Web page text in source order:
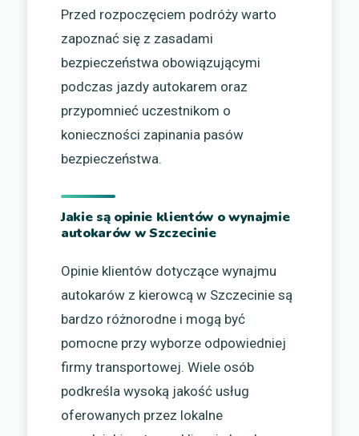
Przed rozpoczęciem podróży warto
zapoznać się z zasadami
bezpieczeństwa obowiązującymi
podczas jazdy autokarem oraz
przypomnieć uczestnikom o
konieczności zapinania pasów
bezpieczeństwa.
Jakie są opinie klientów o wynajmie
autokarów w Szczecinie
Opinie klientów dotyczące wynajmu
autokarów z kierowcą w Szczecinie są
bardzo różnorodne i mogą być
pomocne przy wyborze odpowiedniej
firmy transportowej. Wiele osób
podkreśla wysoką jakość usług
oferowanych przez lokalne